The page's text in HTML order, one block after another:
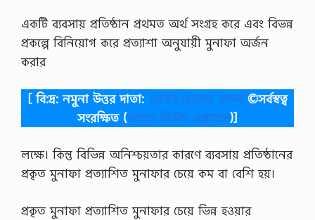
একটি ব্যবসায় প্রতিষ্ঠান প্রথমত অর্থ সংগ্রহ করে এবং বিভন্ন
প্রকল্পে বিনিয়োগ করে প্রত্যাশা অনুযায়ী মুনাফা অর্জন
করার
[ বি:দ্র: নমুনা উত্তর দাতা: রাকিব হোসেন সজল©সর্বস্বত্ব
সংরক্ষিত (বাংলা নিউজ এক্সপ্রেস)]
লক্ষে। কিন্তু বিভিন্ন অনিশ্চয়তার কারণে ব্যবসায় প্রতিষ্ঠানের
প্রকৃত মুনাফা প্রত্যাশিত মুনাফার চেয়ে কম বা বেশি হয়।
প্রকৃত মুনাফা প্রত্যাশিত মুনাফার চেয়ে ভিন্ন হওয়ার